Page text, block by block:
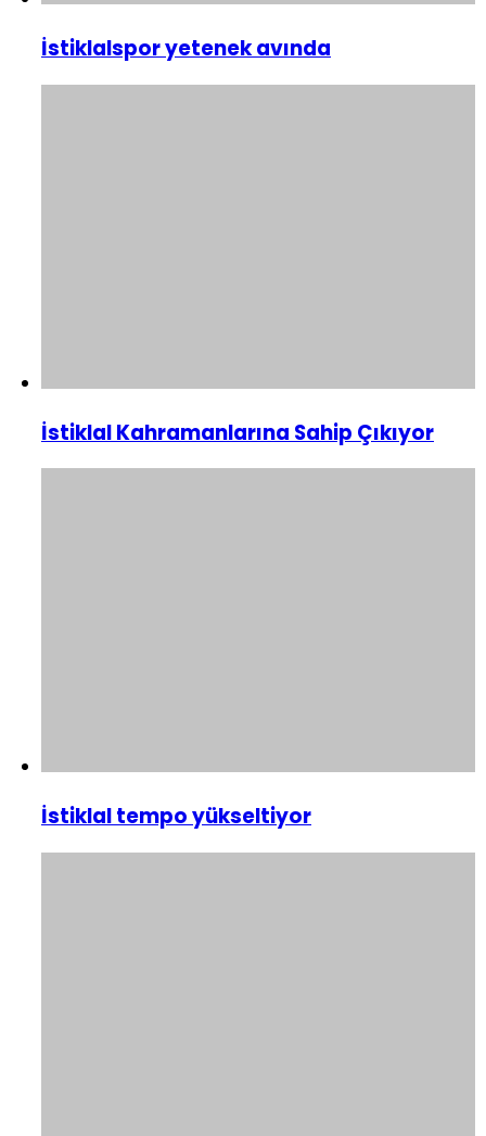
İstiklalspor yetenek avında
İstiklal Kahramanlarına Sahip Çıkıyor
İstiklal tempo yükseltiyor